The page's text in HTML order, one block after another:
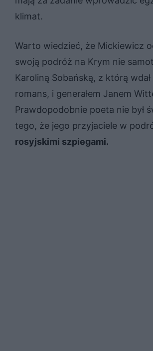
klimat.
Warto wiedzieć, że Mickiewicz
swoją podróż na Krym nie
Karoliną Sobańską, z którą wdał
romans, i generałem Janem
Prawdopodobnie poeta nie był
tego, że jego przyjaciele w
rosyjskimi szpiegami.